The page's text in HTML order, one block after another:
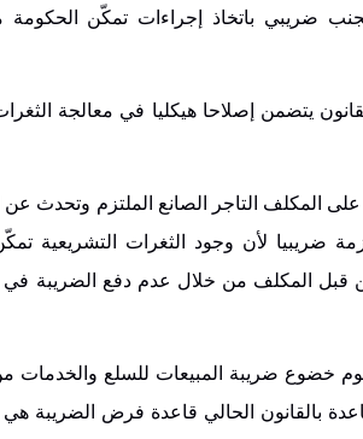
ضريبي باتخاذ إجراءات تمكّن الحكومة
يتضمن إصلاحا هيكليا في معالجة
التاجر الصانع الملتزم وتحدث عن
ضريبيا لأن وجود الثغرات التشريعية
قبل المكلف من خلال عدم دفع الضريبة
خضوع ضريبة المبيعات للسلع والخدمات
بالقانون الحالي قاعدة فرض الضريبة